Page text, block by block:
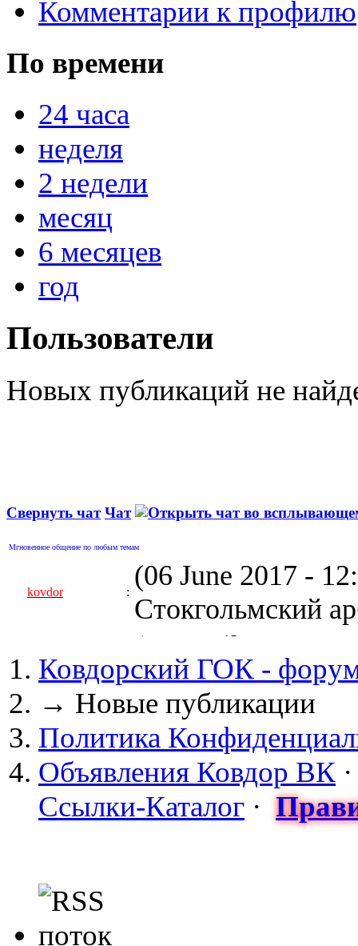
Комментарии к профилю
По времени
24 часа
неделя
2 недели
месяц
6 месяцев
год
Пользователи
Новых публикаций не
Свернуть чат Чат
Мгновенное общение по любым темам
kovdor :
(06 June 2017 -
Стокгольмский
kovdor
(05 April 2017 -
пустили
Сизонов Андрей :
(04 March 2017 -
майдан?
cont.ws/
kovdor
Ковдорский ГОК -
→ Новые публикации
Политика
Объявления Ковдор ВК
Ссылки-Каталог ·